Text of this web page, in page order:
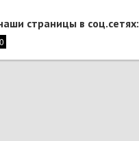
страницы в соц.сетях: